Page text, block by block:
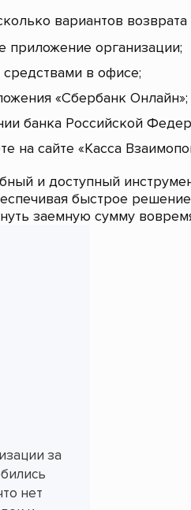
вариантов возврата
приложение организации;
в офисе;
«Сбербанк Онлайн»;
банка Российской
на сайте «Касса
и доступный
быстрое
заемную сумму
за
нет